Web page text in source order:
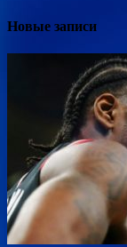
Новые записи